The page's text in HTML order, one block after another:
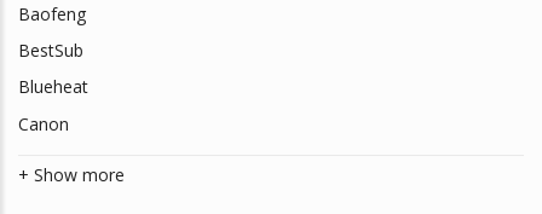
Baofeng
BestSub
Blueheat
Canon
+ Show more